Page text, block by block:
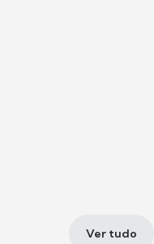
Ver tudo